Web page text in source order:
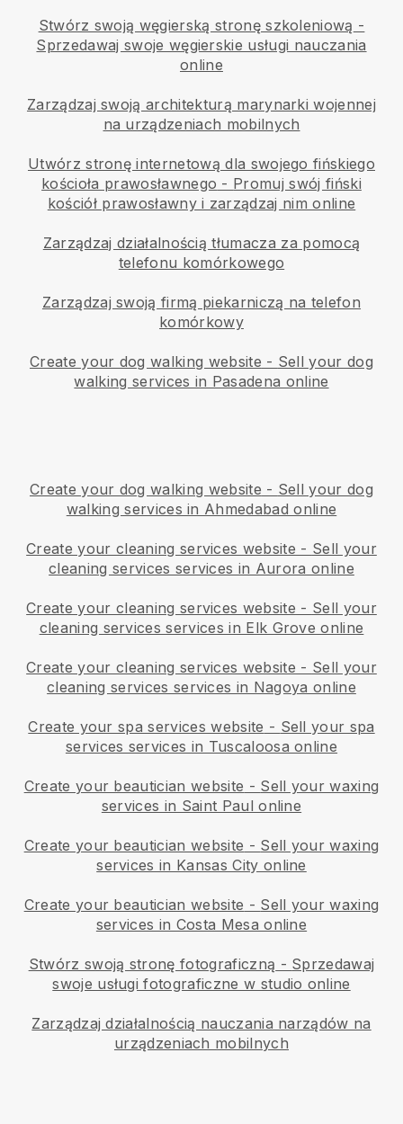
Stwórz swoją węgierską stronę szkoleniową -
Sprzedawaj swoje węgierskie usługi nauczania
online
Zarządzaj swoją architekturą marynarki wojennej
na urządzeniach mobilnych
Utwórz stronę internetową dla swojego fińskiego
kościoła prawosławnego - Promuj swój fiński
kościół prawosławny i zarządzaj nim online
Zarządzaj działalnością tłumacza za pomocą
telefonu komórkowego
Zarządzaj swoją firmą piekarniczą na telefon
komórkowy
Create your dog walking website - Sell your dog
walking services in Pasadena online
Create your dog walking website - Sell your dog
walking services in Ahmedabad online
Create your cleaning services website - Sell your
cleaning services services in Aurora online
Create your cleaning services website - Sell your
cleaning services services in Elk Grove online
Create your cleaning services website - Sell your
cleaning services services in Nagoya online
Create your spa services website - Sell your spa
services services in Tuscaloosa online
Create your beautician website - Sell your waxing
services in Saint Paul online
Create your beautician website - Sell your waxing
services in Kansas City online
Create your beautician website - Sell your waxing
services in Costa Mesa online
Stwórz swoją stronę fotograficzną - Sprzedawaj
swoje usługi fotograficzne w studio online
Zarządzaj działalnością nauczania narządów na
urządzeniach mobilnych